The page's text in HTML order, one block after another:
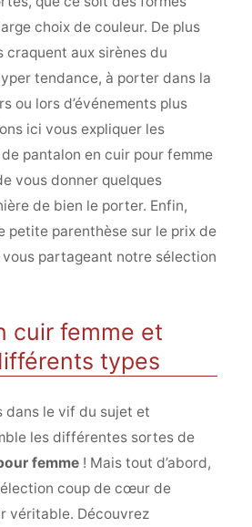
choix de couleur. De plus
craquent aux sirènes du
tendance, à porter dans la
ou lors d’événements plus
ici vous expliquer les
pantalon en cuir pour femme
vous donner quelques
de bien le porter. Enfin,
petite parenthèse sur le prix de
partageant notre sélection
cuir femme et
types
dans le vif du sujet et
les différentes sortes de
femme! Mais tout d’abord,
coup de cœur de
véritable. Découvrez